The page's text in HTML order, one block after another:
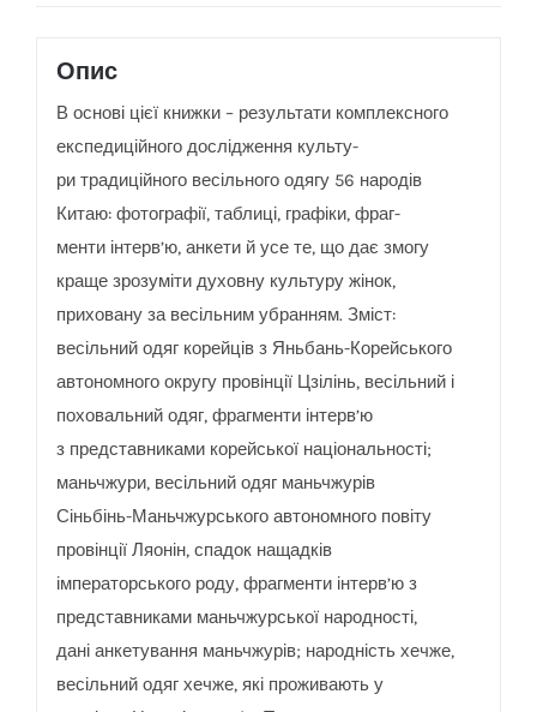
Опис
В основі цієї книжки – результати комплексного
експедиційного дослідження культу-
ри традиційного весільного одягу 56 народів
Китаю: фотографії, таблиці, графіки, фраг-
менти інтерв’ю, анкети й усе те, що дає змогу
краще зрозуміти духовну культуру жінок,
приховану за весільним убранням. Зміст:
весільний одяг корейців з Яньбань-Корейського
автономного округу провінції Цзілінь, весільний і
поховальний одяг, фрагменти інтерв’ю
з представниками корейської національності;
маньчжури, весільний одяг маньчжурів
Сіньбінь-Маньчжурського автономного повіту
провінції Ляонін, спадок нащадків
імператорського роду, фрагменти інтерв’ю з
представниками маньчжурської народності,
дані анкетування маньчжурів; народність хечже,
весільний одяг хечже, які проживають у